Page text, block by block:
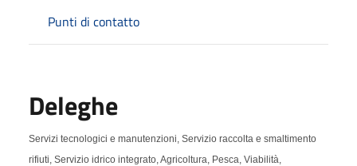
Punti di contatto
Deleghe
Servizi tecnologici e manutenzioni, Servizio raccolta e smaltimento
rifiuti, Servizio idrico integrato, Agricoltura, Pesca, Viabilità,